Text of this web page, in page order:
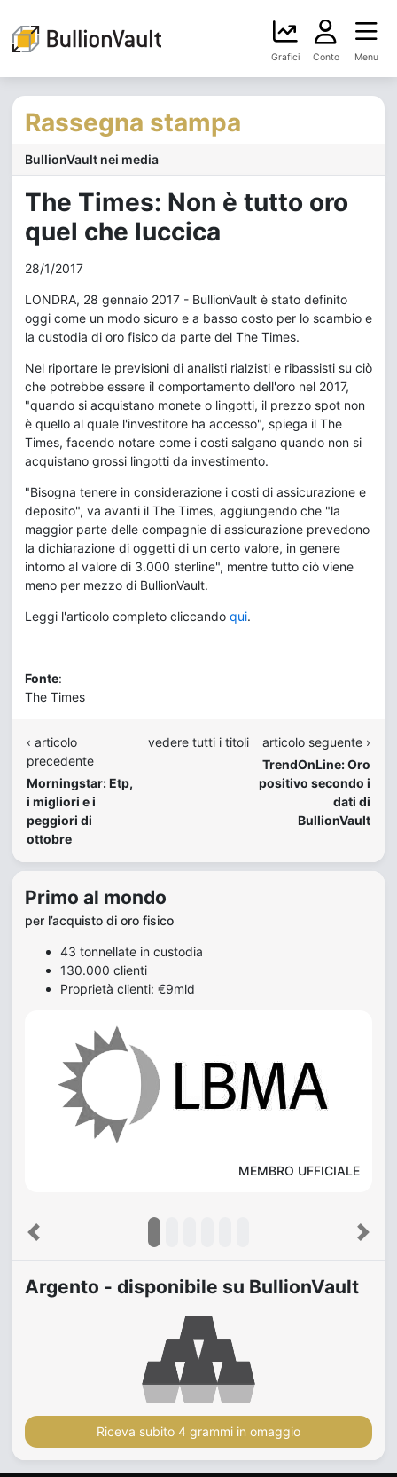
Grafici Conto Menu
Rassegna stampa
BullionVault nei media
The Times: Non è tutto oro
quel che luccica
28/1/2017
LONDRA, 28 gennaio 2017 - BullionVault è stato definito
oggi come un modo sicuro e a basso costo per lo scambio e
la custodia di oro fisico da parte del The Times.
Nel riportare le previsioni di analisti rialzisti e ribassisti su ciò
che potrebbe essere il comportamento dell'oro nel 2017,
"quando si acquistano monete o lingotti, il prezzo spot non
è quello al quale l'investitore ha accesso", spiega il The
Times, facendo notare come i costi salgano quando non si
acquistano grossi lingotti da investimento.
"Bisogna tenere in considerazione i costi di assicurazione e
deposito", va avanti il The Times, aggiungendo che "la
maggior parte delle compagnie di assicurazione prevedono
la dichiarazione di oggetti di un certo valore, in genere
intorno al valore di 3.000 sterline", mentre tutto ciò viene
meno per mezzo di BullionVault.
Leggi l'articolo completo cliccando qui.
Fonte:
The Times
‹ articolo
precedente
Morningstar: Etp,
i migliori e i
peggiori di
ottobre
vedere tutti i titoli
articolo seguente ›
TrendOnLine: Oro
positivo secondo i
dati di
BullionVault
Primo al mondo
per l’acquisto di oro fisico
43 tonnellate in custodia
130.000 clienti
Proprietà clienti: €9mld
MEMBRO UFFICIALE
Previous Next
Argento - disponibile su BullionVault
Riceva subito 4 grammi in omaggio